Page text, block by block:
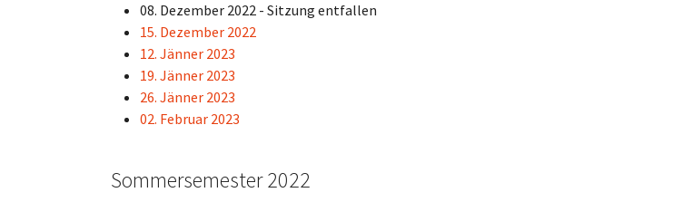
08. Dezember 2022 - Sitzung entfallen
15. Dezember 2022
12. Jänner 2023
19. Jänner 2023
26. Jänner 2023
02. Februar 2023
Sommersemester 2022